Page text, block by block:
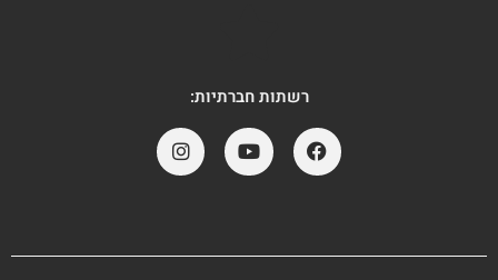
רשתות חברתיות: